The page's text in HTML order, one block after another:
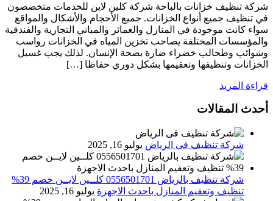
شركة تنظيف خزانات بالباحة شركة كلين لاين للخدمات متخصصون
في تنظيف جميع أنواع الخزانات. جميع الأحجام والأشكال والمواقع
سواء كانت موجودة في المنازل والعمائر والمباني التجارية والفندقية
والمؤسسات المختلفة يصاحب تخزين المياه في الخزانات رواسب
وشوائب وطحالب خضراء ضارة بصحة الإنسان. لذلك يجب غسيل
الخزانات وتنظيفها وتعقيمها بشكل دوري حفاظا […]
قراءة المزيد
أحدث المقالات
شركة تنظيف فى الرياض يوليو 16, 2025
شركة تنظيف بالرياض 0556501701 كلــين لايــن خصم 39%
تنظيف وتعقيم المنازل باحدث الاجهزة يوليو 16, 2025